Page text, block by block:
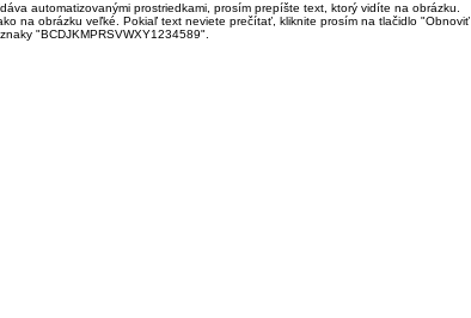
automatizovanými prostriedkami, prosím prepíšte text, ktorý vidíte na obrázku.
na obrázku veľké. Pokiaľ text neviete prečítať, kliknite prosím na tlačidlo "Obnoviť
"BCDJKMPRSVWXY1234589".